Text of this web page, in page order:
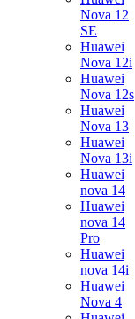
Nova 12
SE
Huawei
Nova 12i
Huawei
Nova 12s
Huawei
Nova 13
Huawei
Nova 13i
Huawei
nova 14
Huawei
nova 14
Pro
Huawei
nova 14i
Huawei
Nova 4